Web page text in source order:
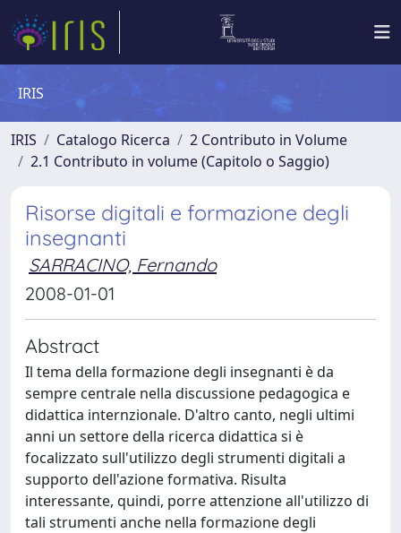
IRIS
IRIS Catalogo Ricerca
2 Contributo in Volume
2.1 Contributo in volume (Capitolo o Saggio)
Risorse digitali e formazione degli
insegnanti
SARRACINO, Fernando
2008-01-01
Abstract
Il tema della formazione degli insegnanti è da
sempre centrale nella discussione pedagogica e
didattica internzionale. D'altro canto, negli ultimi
anni un settore della ricerca didattica si è
focalizzato sull'utilizzo degli strumenti digitali a
supporto dell'azione formativa. Risulta
interessante, quindi, porre attenzione all'utilizzo di
tali strumenti anche nella formazione degli